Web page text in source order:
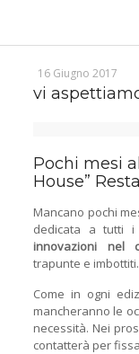
16 Giugno 2017
vi
Pochi mesi
House”
Mancano pochi
dedicata a tutti i
innovazioni nel
trapunte e imbottiti.
Come in ogni
mancheranno le
necessità. Nei
contatterà per